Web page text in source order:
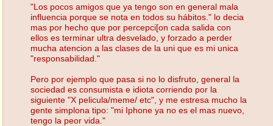
"Los pocos amigos que ya tengo son en general mala
influencia porque se nota en todos su hábitos." lo decia
mas por hecho que por percepci[on cada salida con
ellos es terminar ultra desvelado, y forzado a perder
mucha atencion a las clases de la uni que es mi unica
"responsabilidad."
Pero por ejemplo que pasa si no lo disfruto, general la
sociedad es consumista e idiota corriendo por la
siguiente "X pelicula/meme/ etc", y me estresa mucho la
gente simplona tipo: "mi Iphone ya no es el mas nuevo,
tengo la peor vida."